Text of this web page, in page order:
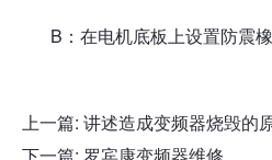
B：在电机底板上设置防震
上一篇: 讲述造成变频器烧毁的